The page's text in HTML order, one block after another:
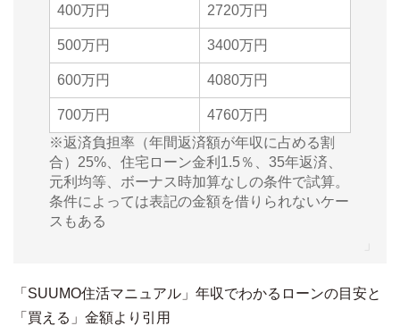
400万円 2720万円
500万円 3400万円
600万円 4080万円
700万円
4760万円
※返済負担率（年間返済額が年収に占める割
合）25%、住宅ローン金利1.5％、35年返済、
元利均等、ボーナス時加算なしの条件で試算。
条件によっては表記の金額を借りられないケー
スもある
「SUUMO住活マニュアル」年収でわかるローンの目安と
「買える」金額より引用